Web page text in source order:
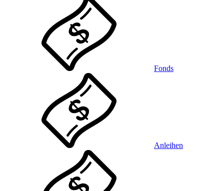
Fonds
Anleihen